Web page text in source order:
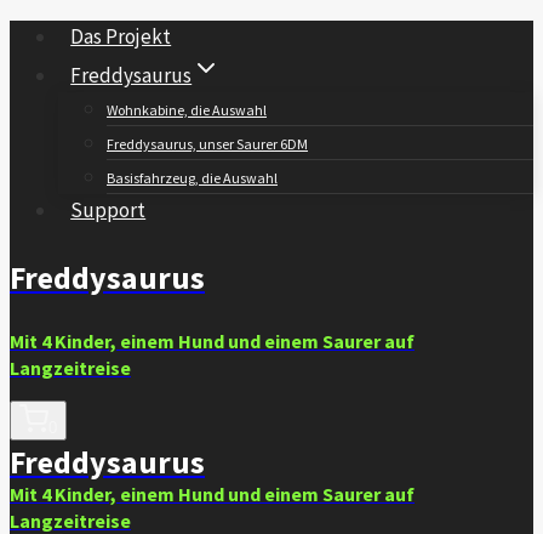
Das Projekt
Freddysaurus
Wohnkabine, die Auswahl
Freddysaurus, unser Saurer 6DM
Basisfahrzeug, die Auswahl
Support
Freddysaurus
Mit 4 Kinder, einem Hund und einem Saurer auf
Langzeitreise
Freddysaurus
Mit 4 Kinder, einem Hund und einem Saurer auf
Langzeitreise